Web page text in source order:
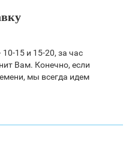
15 и 15-20, за час
Вам. Конечно, если
мы всегда идем